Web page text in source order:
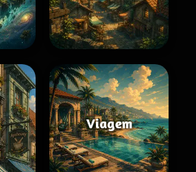
Viagem